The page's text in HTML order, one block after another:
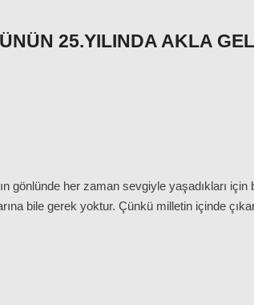
25.YILINDA AKLA
gönlünde her zaman sevgiyle yaşadıkları
bile gerek yoktur. Çünkü milletin içinde